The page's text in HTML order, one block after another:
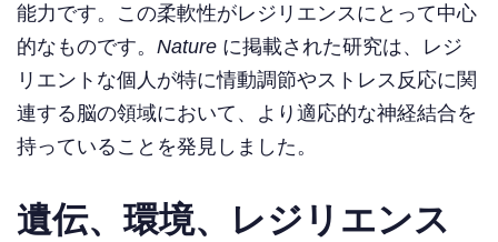
能力です。この柔軟性がレジリエンスにとって中心
的なものです。 Nature に掲載された研究は、レジ
リエントな個人が特に情動調節やストレス反応に関
連する脳の領域において、より適応的な神経結合を
持っていることを発見しました。
遺伝、環境、レジリエンス